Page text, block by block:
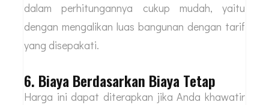
dalam perhitungannya cukup mudah, yaitu
dengan mengalikan luas bangunan dengan tarif
yang disepakati.
6. Biaya Berdasarkan Biaya Tetap
Harga ini dapat diterapkan jika Anda khawatir